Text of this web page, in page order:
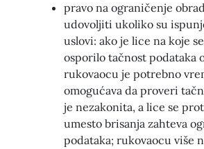
pravo na ograničenje
udovoljiti ukoliko su
uslovi: ako je lice na koje
osporilo tačnost podataka
rukovaocu je potrebno
omogućava da proveri
je nezakonita, a lice se
umesto brisanja zahteva
podataka; rukovaocu više